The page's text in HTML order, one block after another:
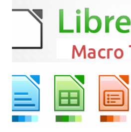
sudo apt-get install kodi Use o
instalar codecs de áudio e outros
executando: $ sudo apt-get
kodi Para remover, execute: $